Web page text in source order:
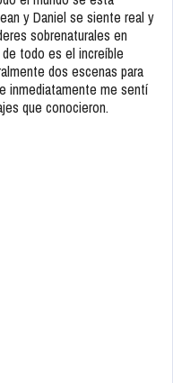
y Daniel se siente real y
sobrenaturales en
todo es el increíble
dos escenas para
inmediatamente me sentí
que conocieron.